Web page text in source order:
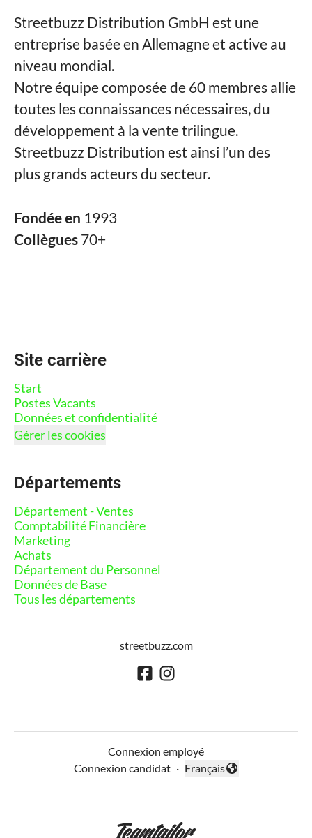
Streetbuzz Distribution GmbH est une
entreprise basée en Allemagne et active au
niveau mondial.
Notre équipe composée de 60 membres allie
toutes les connaissances nécessaires, du
développement à la vente trilingue.
Streetbuzz Distribution est ainsi l’un des
plus grands acteurs du secteur.
Fondée en 1993
Collègues 70+
Site carrière
Start
Postes Vacants
Données et confidentialité
Gérer les cookies
Départements
Département - Ventes
Comptabilité Financière
Marketing
Achats
Département du Personnel
Données de Base
Tous les départements
streetbuzz.com
Connexion employé
Connexion candidat ·
Changer la langue
Français